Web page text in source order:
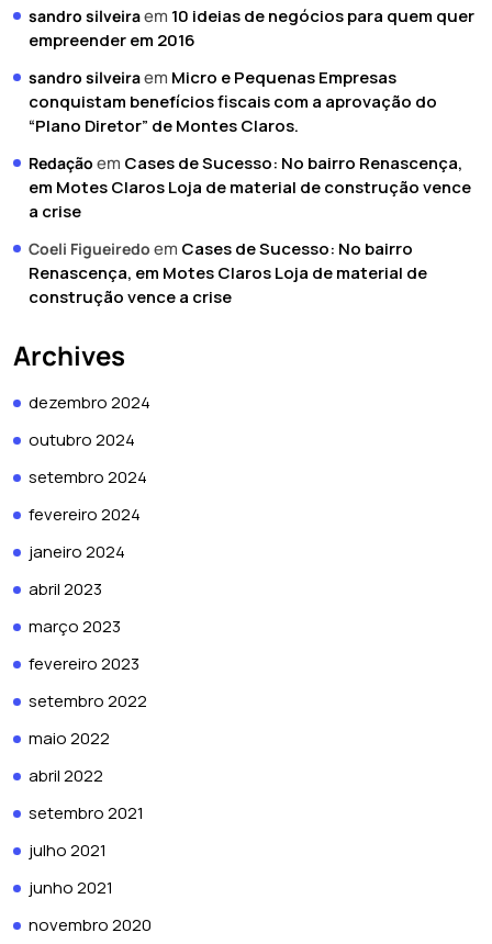
sandro silveiraem 10 ideias de negócios para quem quer
empreender em 2016
sandro silveiraem Micro e Pequenas Empresas
conquistam benefícios fiscais com a aprovação do
“Plano Diretor” de Montes Claros.
Redação em Cases de Sucesso: No bairro Renascença,
em Motes Claros Loja de material de construção vence
a crise
Coeli Figueiredo em Cases de Sucesso: No bairro
Renascença, em Motes Claros Loja de material de
construção vence a crise
Archives
dezembro 2024
outubro 2024
setembro 2024
fevereiro 2024
janeiro 2024
abril 2023
março 2023
fevereiro 2023
setembro 2022
maio 2022
abril 2022
setembro 2021
julho 2021
junho 2021
novembro 2020